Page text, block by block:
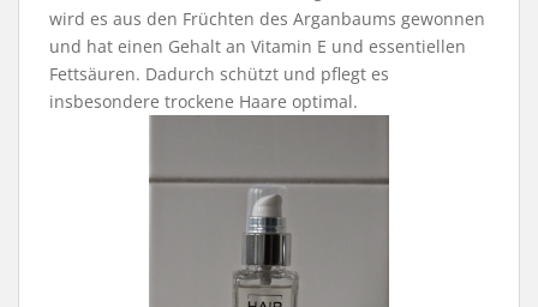
wird es aus den Früchten des Arganbaums gewonnen
und hat einen Gehalt an Vitamin E und essentiellen
Fettsäuren. Dadurch schützt und pflegt es
insbesondere trockene Haare optimal.